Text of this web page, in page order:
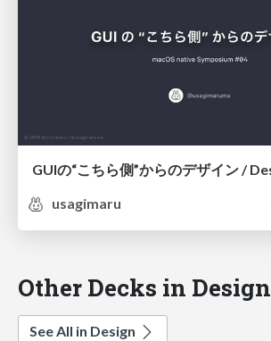
usagimaru
Other Decks in Design
See All in Design